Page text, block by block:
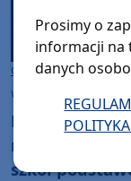
Gmina Sępólno
wtorek, 7 kwietnia 2026,
Burmistrz
radnych
szkół
Prosimy o
informacji na
danych